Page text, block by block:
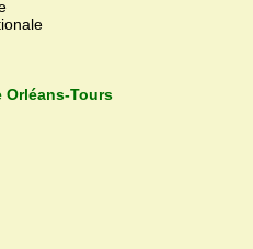
Orléans-Tours